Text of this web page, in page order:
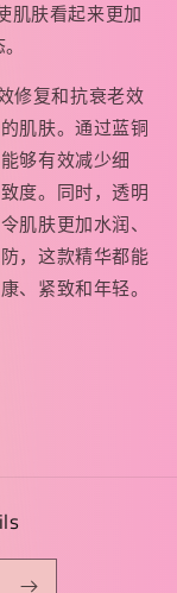
肌肤看起来更加
修复和抗衰老效
肌肤。通过蓝铜
够有效减少细
度。同时，透明
肌肤更加水润、
，这款精华都能
、紧致和年轻。